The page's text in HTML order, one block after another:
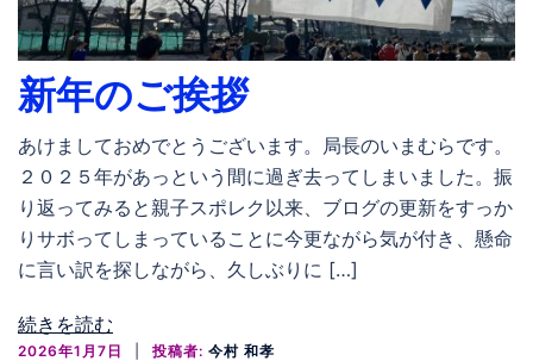
新年のご挨拶
あけましておめでとうございます。局長のいまむらです。
２０２５年があっという間に過ぎ去ってしまいました。振
り返ってみると親子スポレク以来、ブログの更新をすっか
りサボってしまっていることに今更ながら気が付き、懸命
に言い訳を探しながら、久しぶりに […]
続きを読む
2026年1月7日 投稿者: 今村 和孝